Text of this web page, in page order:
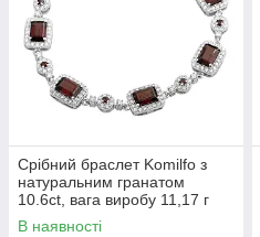
Срібний браслет Komilfo з
натуральним гранатом
10.6ct, вага виробу 11,17 г
(2173229) 1720 розмір
В наявності